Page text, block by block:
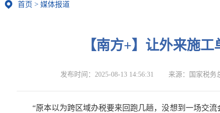
首页 > 媒体报道
【南方+】让外来施
发布时间： 2025-08-13 14:56:31 来源： 国家税务
“原本以为跨区域办税要来回跑几趟，没想到一场交